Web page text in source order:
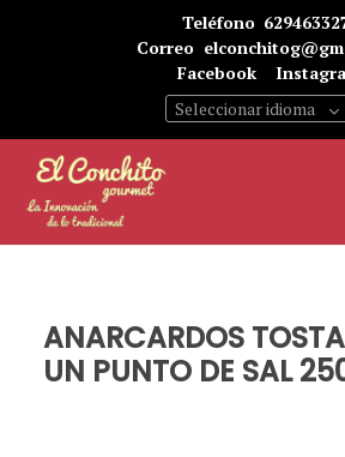
Teléfono
Correo
Facebook
Seleccionar idioma
ANARCARDOS
UN PUNTO DE SAL